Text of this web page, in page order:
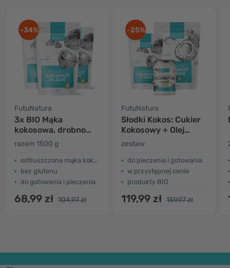
-34%
FutuNatura
3x BIO Mąka
kokosowa, drobno
mielona
razem 1500 g
odtłuszczona mąka kokosowa
bez glutenu
do gotowania i pieczenia
68,99 zł 104,97 zł
-25%
FutuNatura
Słodki Kokos: Cukier
Kokosowy + Olej
Kokosowy + Mąka
zestaw
do pieczenia i gotowania
w przystępnej cenie
produkty BIO
119,99 zł 159,97 zł